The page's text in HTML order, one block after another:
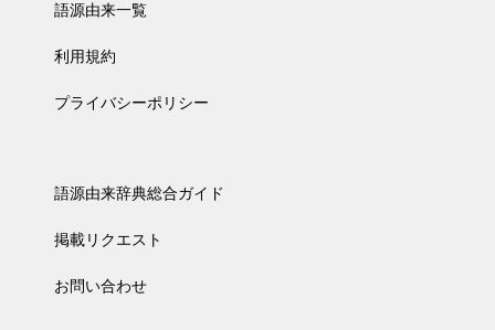
語源由来一覧
利用規約
プライバシーポリシー
語源由来辞典総合ガイド
掲載リクエスト
お問い合わせ